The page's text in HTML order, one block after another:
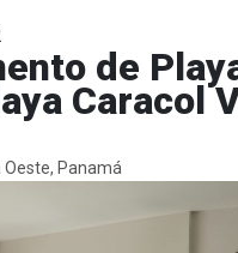
de
Caracol
Panamá